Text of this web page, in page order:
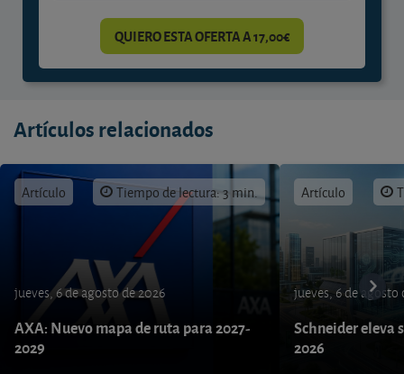
QUIERO ESTA OFERTA A 17,00€
Artículos relacionados
Artículo Tiempo de lectura: 3 min.
jueves, 6 de agosto de 2026
AXA: Nuevo mapa de ruta para 2027-
2029
Artículo
jueves, 6 de agosto
Schneider eleva
2026